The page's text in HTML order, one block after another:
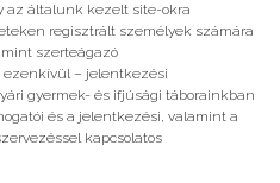
az általunk kezelt site-okra
regisztrált személyek számára
szerteágazó
– jelentkezési
gyermek- és ifjúsági táborainkban
és a jelentkezési, valamint a
kapcsolatos
közzé. A kötelező